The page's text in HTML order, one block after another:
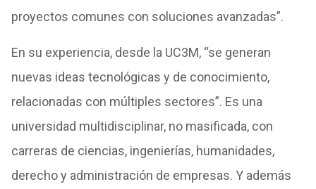
proyectos comunes con soluciones avanzadas”.
En su experiencia, desde la UC3M, “se generan
nuevas ideas tecnológicas y de conocimiento,
relacionadas con múltiples sectores”. Es una
universidad multidisciplinar, no masificada, con
carreras de ciencias, ingenierías, humanidades,
derecho y administración de empresas. Y además